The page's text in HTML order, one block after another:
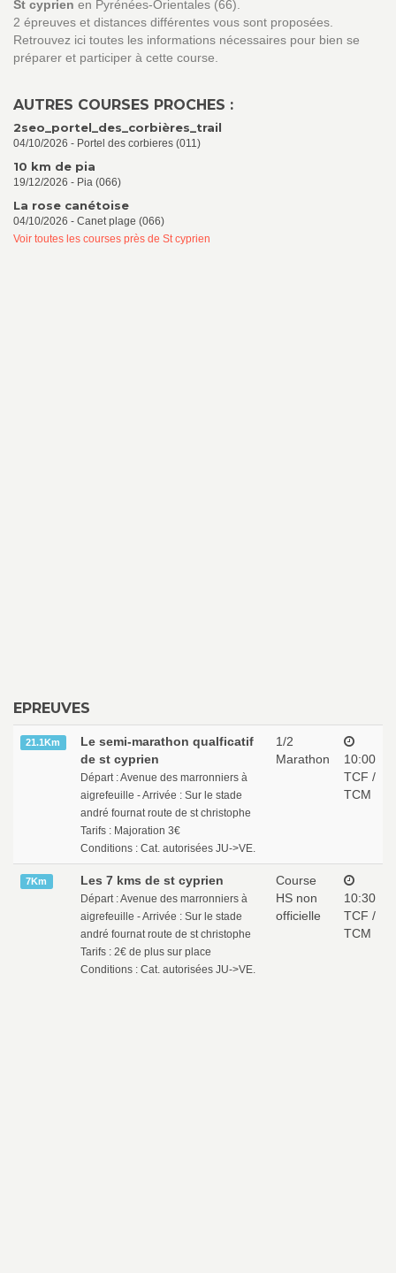
St cyprien en Pyrénées-Orientales (66).
2 épreuves et distances différentes vous sont proposées.
Retrouvez ici toutes les informations nécessaires pour bien se
préparer et participer à cette course.
AUTRES COURSES PROCHES :
2seo_portel_des_corbières_trail
04/10/2026 - Portel des corbieres (011)
10 km de pia
19/12/2026 - Pia (066)
La rose canétoise
04/10/2026 - Canet plage (066)
Voir toutes les courses près de St cyprien
EPREUVES
21.1Km
Le semi-marathon qualficatif
de st cyprien
Départ : Avenue des marronniers à
aigrefeuille - Arrivée : Sur le stade
andré fournat route de st christophe
Tarifs : Majoration 3€
Conditions : Cat. autorisées JU->VE.
1/2
Marathon
10:00
TCF /
TCM
7Km Les 7 kms de st cyprien
Départ : Avenue des marronniers à
aigrefeuille - Arrivée : Sur le stade
andré fournat route de st christophe
Tarifs : 2€ de plus sur place
Conditions : Cat. autorisées JU->VE.
Course
HS non
officielle
10:30
TCF /
TCM